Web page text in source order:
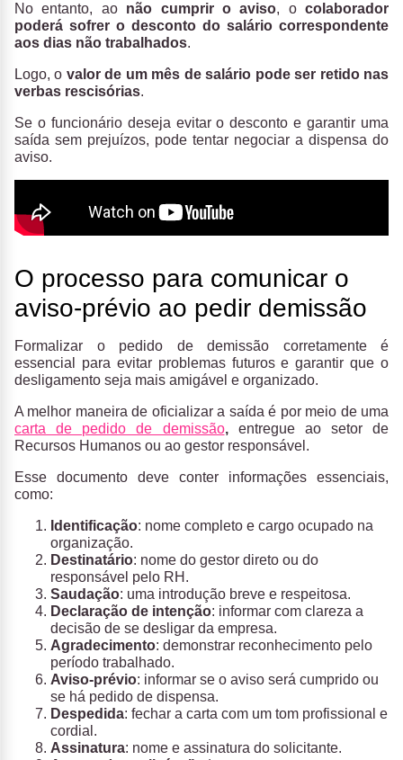
No entanto, ao não cumprir o aviso, o colaborador
poderá sofrer o desconto do salário correspondente
aos dias não trabalhados.
Logo, o valor de um mês de salário pode ser retido nas
verbas rescisórias.
Se o funcionário deseja evitar o desconto e garantir uma
saída sem prejuízos, pode tentar negociar a dispensa do
aviso.
O processo para comunicar o
aviso-prévio ao pedir demissão
Formalizar o pedido de demissão corretamente é
essencial para evitar problemas futuros e garantir que o
desligamento seja mais amigável e organizado.
A melhor maneira de oficializar a saída é por meio de uma
carta de pedido de demissão, entregue ao setor de
Recursos Humanos ou ao gestor responsável.
Esse documento deve conter informações essenciais,
como:
Identificação: nome completo e cargo ocupado na
organização.
Destinatário: nome do gestor direto ou do
responsável pelo RH.
Saudação: uma introdução breve e respeitosa.
Declaração de intenção: informar com clareza a
decisão de se desligar da empresa.
Agradecimento: demonstrar reconhecimento pelo
período trabalhado.
Aviso-prévio: informar se o aviso será cumprido ou
se há pedido de dispensa.
Despedida: fechar a carta com um tom profissional e
cordial.
Assinatura: nome e assinatura do solicitante.